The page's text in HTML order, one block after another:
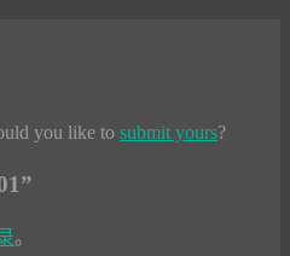
you like to submit yours?
。